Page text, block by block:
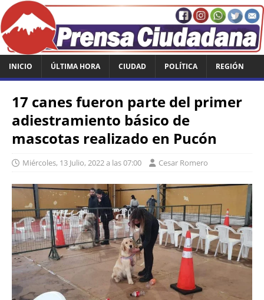
INICIO ÚLTIMA HORA CIUDAD POLÍTICA REGIÓN
17 canes fueron parte del primer
adiestramiento básico de
mascotas realizado en Pucón
Miércoles, 13 Julio, 2022 a las 07:00 Cesar Romero